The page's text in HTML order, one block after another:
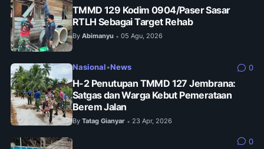
TMMD 129 Kodim 0904/Paser Sasar
RTLH Sebagai Target Rehab
By Abimanyu • 05 Agu, 2026
Nasional•News 0
H-2 Penutupan TMMD 127 Jembrana:
Satgas dan Warga Kebut Pemerataan
Berem Jalan
By Tatag Gianyar • 23 Apr, 2026
0